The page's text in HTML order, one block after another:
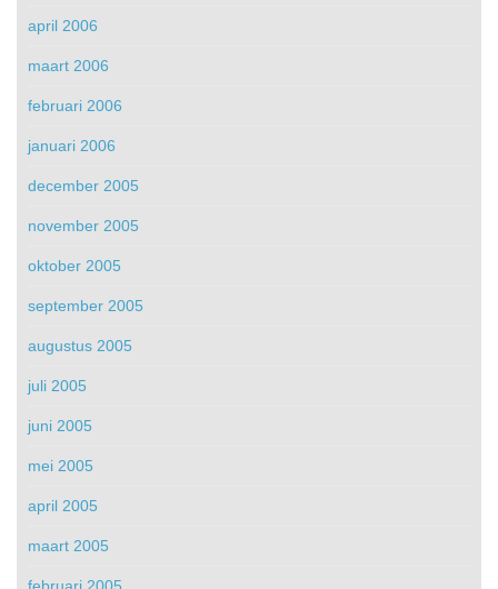
april 2006
maart 2006
februari 2006
januari 2006
december 2005
november 2005
oktober 2005
september 2005
augustus 2005
juli 2005
juni 2005
mei 2005
april 2005
maart 2005